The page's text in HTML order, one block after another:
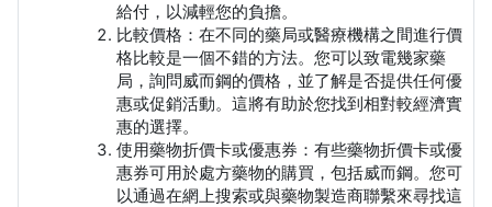
給付，以減輕您的負擔。
比較價格：在不同的藥局或醫療機構之間進行價
格比較是一個不錯的方法。您可以致電幾家藥
局，詢問威而鋼的價格，並了解是否提供任何優
惠或促銷活動。這將有助於您找到相對較經濟實
惠的選擇。
使用藥物折價卡或優惠券：有些藥物折價卡或優
惠券可用於處方藥物的購買，包括威而鋼。您可
以通過在網上搜索或與藥物製造商聯繫來尋找這